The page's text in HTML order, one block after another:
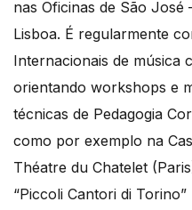
nas Oficinas de São José
Lisboa. É regularmente
Internacionais de música
orientando workshops e
técnicas de Pedagogia
como por exemplo na
Théatre du Chatelet
“Piccoli Cantori di